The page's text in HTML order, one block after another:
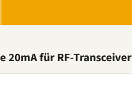
für RF-Transceiver